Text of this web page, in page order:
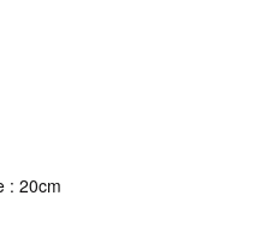
: 20cm